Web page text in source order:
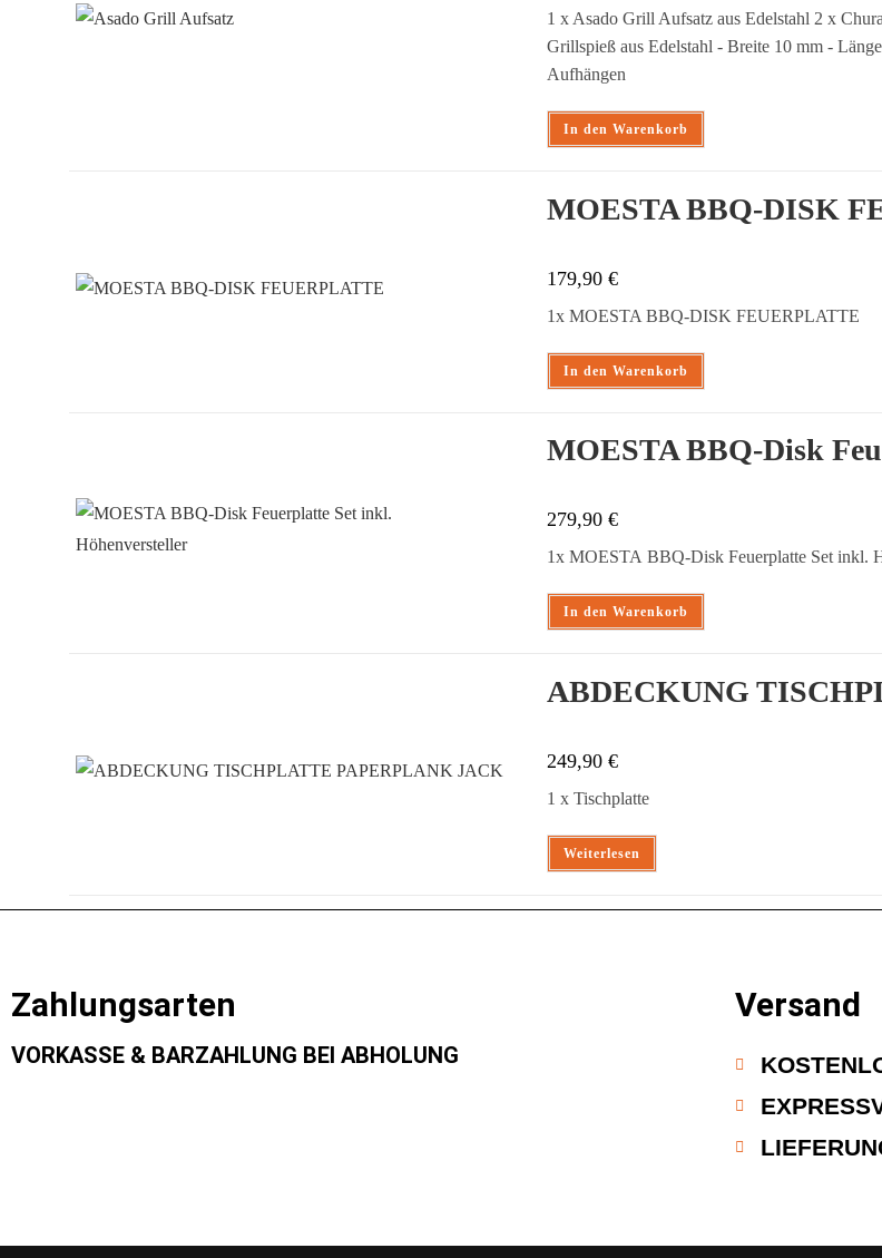
1 x Asado Grill Aufsatz aus Edelstahl 2 x
Grillspieß aus Edelstahl - Breite 10 mm -
Aufhängen
In den Warenkorb
MOESTA BBQ-DISK
179,90 €
1x MOESTA BBQ-DISK FEUERPLATTE
In den Warenkorb
MOESTA BBQ-Disk
279,90 €
1x MOESTA BBQ-Disk Feuerplatte Set inkl.
In den Warenkorb
ABDECKUNG
249,90 €
1 x Tischplatte
Weiterlesen
Zahlungsarten
VORKASSE & BARZAHLUNG BEI ABHOLUNG
Versand